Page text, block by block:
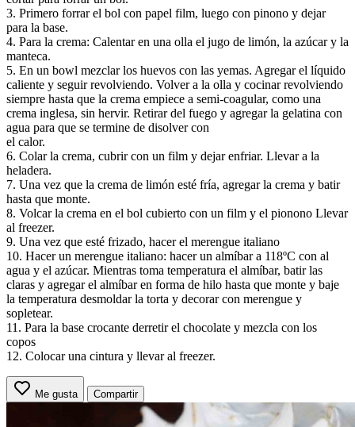
3. Primero forrar el bol con papel film, luego con pinono y dejar
para la base.
4. Para la crema: Calentar en una olla el jugo de limón, la azúcar y la
manteca.
5. En un bowl mezclar los huevos con las yemas. Agregar el líquido
caliente y seguir revolviendo. Volver a la olla y cocinar revolviendo
siempre hasta que la crema empiece a semi-coagular, como una
crema inglesa, sin hervir. Retirar del fuego y agregar la gelatina con
agua para que se termine de disolver con
el calor.
6. Colar la crema, cubrir con un film y dejar enfriar. Llevar a la
heladera.
7. Una vez que la crema de limón esté fría, agregar la crema y batir
hasta que monte.
8. Volcar la crema en el bol cubierto con un film y el pionono Llevar
al freezer.
9. Una vez que esté frizado, hacer el merengue italiano
10. Hacer un merengue italiano: hacer un almíbar a 118ºC con al
agua y el azúcar. Mientras toma temperatura el almíbar, batir las
claras y agregar el almíbar en forma de hilo hasta que monte y baje
la temperatura desmoldar la torta y decorar con merengue y
sopletear.
11. Para la base crocante derretir el chocolate y mezcla con los
copos
12. Colocar una cintura y llevar al freezer.
Me gusta Compartir